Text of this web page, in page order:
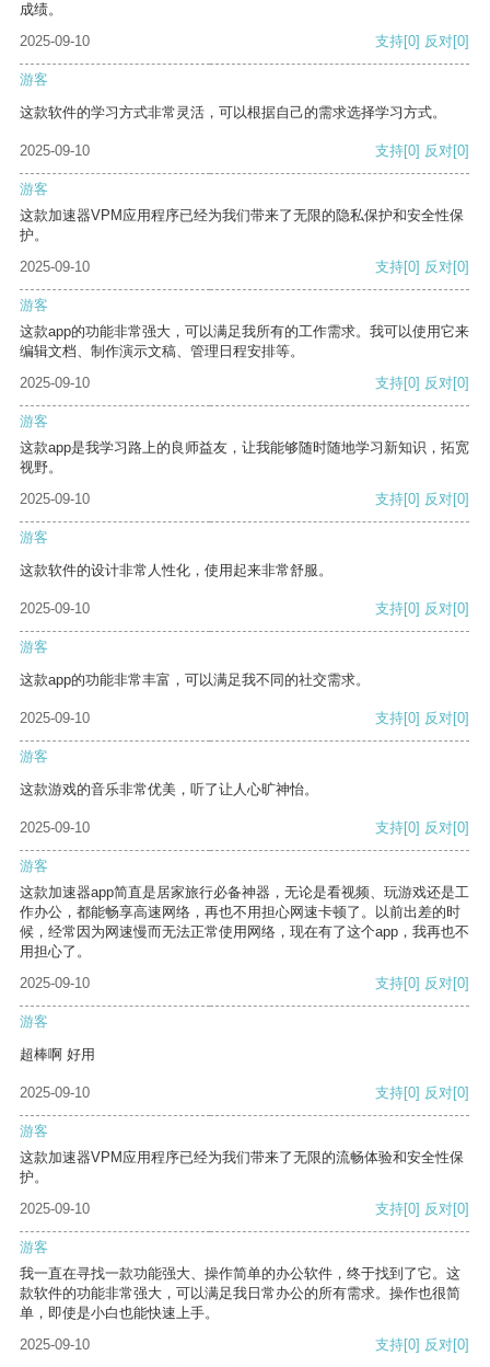
成绩。
2025-09-10
支持[0] 反对[0]
游客
这款软件的学习方式非常灵活，可以根据自己的需求选择学习方式。
2025-09-10 支持[0] 反对[0]
游客
这款加速器VPM应用程序已经为我们带来了无限的隐私保护和安全性保
护。
2025-09-10
支持[0] 反对[0]
游客
这款app的功能非常强大，可以满足我所有的工作需求。我可以使用它来
编辑文档、制作演示文稿、管理日程安排等。
2025-09-10
支持[0] 反对[0]
游客
这款app是我学习路上的良师益友，让我能够随时随地学习新知识，拓宽
视野。
2025-09-10
支持[0] 反对[0]
游客
这款软件的设计非常人性化，使用起来非常舒服。
2025-09-10 支持[0] 反对[0]
游客
这款app的功能非常丰富，可以满足我不同的社交需求。
2025-09-10 支持[0] 反对[0]
游客
这款游戏的音乐非常优美，听了让人心旷神怡。
2025-09-10 支持[0] 反对[0]
游客
这款加速器app简直是居家旅行必备神器，无论是看视频、玩游戏还是工
作办公，都能畅享高速网络，再也不用担心网速卡顿了。以前出差的时
候，经常因为网速慢而无法正常使用网络，现在有了这个app，我再也不
用担心了。
2025-09-10
支持[0] 反对[0]
游客
超棒啊 好用
2025-09-10 支持[0] 反对[0]
游客
这款加速器VPM应用程序已经为我们带来了无限的流畅体验和安全性保
护。
2025-09-10
支持[0] 反对[0]
游客
我一直在寻找一款功能强大、操作简单的办公软件，终于找到了它。这
款软件的功能非常强大，可以满足我日常办公的所有需求。操作也很简
单，即使是小白也能快速上手。
2025-09-10
支持[0] 反对[0]